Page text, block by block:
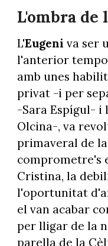
L'ombra de
L'Eugeni va ser
l'anterior
amb unes
privat -i per
-Sara Espígul- i
Olcina-, va
primaveral de
comprometre's
Cristina, la
l'oportunitat
el van acabar
per lligar de la
parella de la